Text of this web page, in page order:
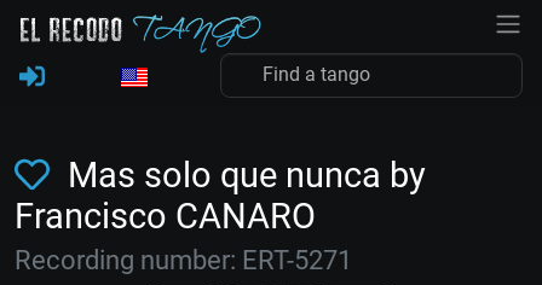
Mas solo que nunca by
Francisco CANARO
Recording number: ERT-5271